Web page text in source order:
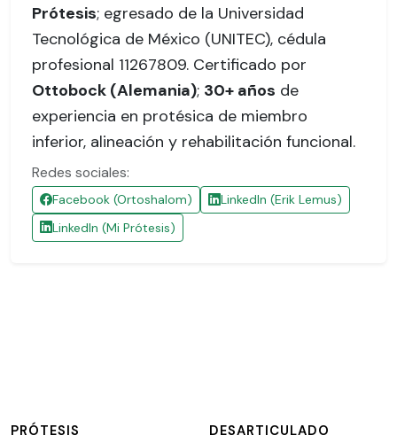
Prótesis; egresado de la Universidad
Tecnológica de México (UNITEC), cédula
profesional 11267809. Certificado por
Ottobock (Alemania); 30+ años de
experiencia en protésica de miembro
inferior, alineación y rehabilitación funcional.
Redes sociales:
Facebook (Ortoshalom)
LinkedIn (Erik Lemus)
LinkedIn (Mi Prótesis)
PRÓTESIS DESARTICULADO